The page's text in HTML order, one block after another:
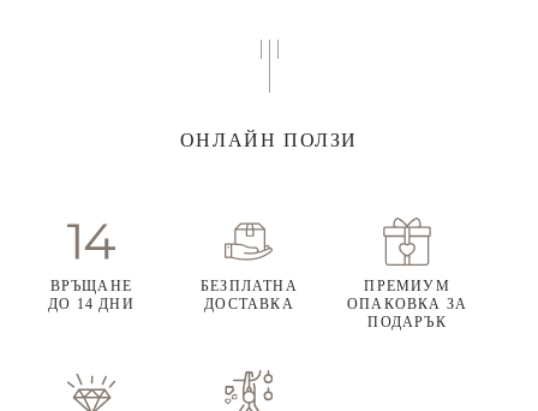
ОНЛАЙН ПОЛЗИ
ВРЪЩАНЕ
ДО 14 ДНИ
БЕЗПЛАТНА
ДОСТАВКА
ПРЕМИУМ
ОПАКОВКА ЗА
ПОДАРЪК